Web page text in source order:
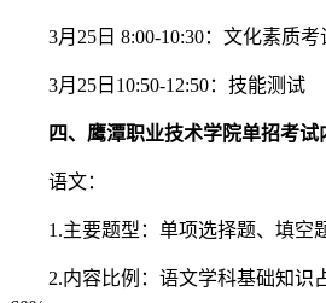
3月25日 8:00-10:30：文化素质考
3月25日10:50-12:50：技能测试
四、鹰潭职业技术学院单招考试
语文：
1.主要题型：单项选择题、填空题
2.内容比例：语文学科基础知识